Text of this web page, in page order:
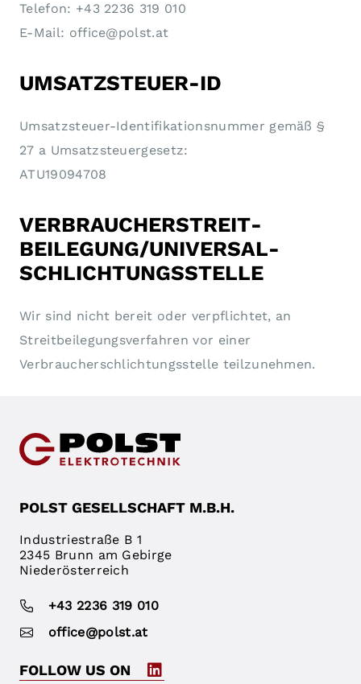
Telefon: +43 2236 319 010
E-Mail: office@polst.at
UMSATZSTEUER-ID
Umsatzsteuer-Identifikationsnummer gemäß §
27 a Umsatzsteuergesetz:
ATU19094708
VERBRAUCHER­STREIT­
BEILEGUNG/UNIVERSAL­
SCHLICHTUNGS­STELLE
Wir sind nicht bereit oder verpflichtet, an
Streitbeilegungsverfahren vor einer
Verbraucherschlichtungsstelle teilzunehmen.
POLST GESELLSCHAFT M.B.H.
Industriestraße B 1
2345 Brunn am Gebirge
Niederösterreich
+43 2236 319 010
office@polst.at
FOLLOW US ON